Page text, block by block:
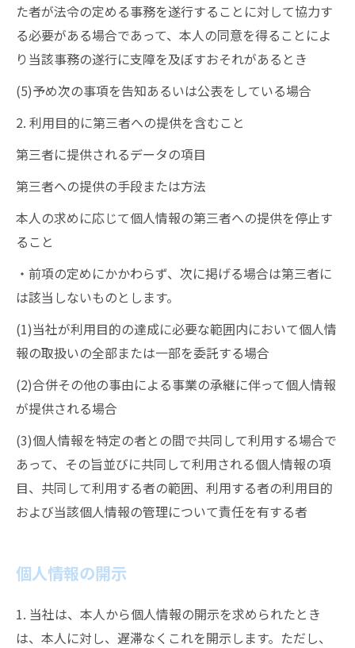
た者が法令の定める事務を遂行することに対して協力す
る必要がある場合であって、本人の同意を得ることによ
り当該事務の遂行に支障を及ぼすおそれがあるとき
(5)予め次の事項を告知あるいは公表をしている場合
2. 利用目的に第三者への提供を含むこと
第三者に提供されるデータの項目
第三者への提供の手段または方法
本人の求めに応じて個人情報の第三者への提供を停止す
ること
・前項の定めにかかわらず、次に掲げる場合は第三者に
は該当しないものとします。
(1)当社が利用目的の達成に必要な範囲内において個人情
報の取扱いの全部または一部を委託する場合
(2)合併その他の事由による事業の承継に伴って個人情報
が提供される場合
(3)個人情報を特定の者との間で共同して利用する場合で
あって、その旨並びに共同して利用される個人情報の項
目、共同して利用する者の範囲、利用する者の利用目的
および当該個人情報の管理について責任を有する者
個人情報の開示
1. 当社は、本人から個人情報の開示を求められたとき
は、本人に対し、遅滞なくこれを開示します。ただし、